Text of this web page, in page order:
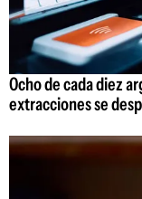
Ocho de cada diez
extracciones se